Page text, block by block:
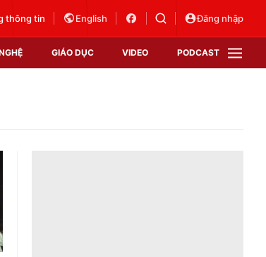
thông tin English Đăng nhập
GIÁO DỤC VIDEO PODCAST
VTV Sức khoẻ